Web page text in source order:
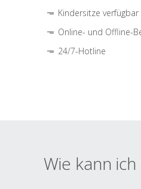
Kindersitze verfügbar
Online- und Offline-
24/7-Hotline
Wie kann